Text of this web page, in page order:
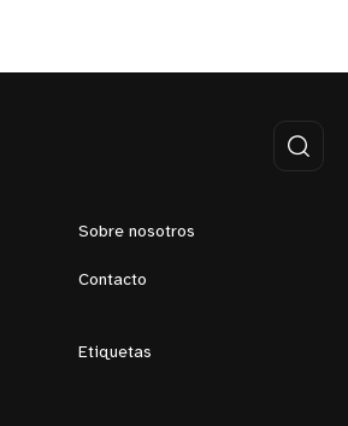
Sobre nosotros
Contacto
Etiquetas